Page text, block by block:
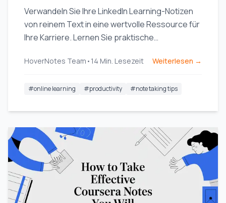
Verwandeln Sie Ihre LinkedIn Learning-Notizen
von reinem Text in eine wertvolle Ressource für
Ihre Karriere. Lernen Sie praktische
erfassen, zu organisieren und effektiv zu
HoverNotes Team • 14 Min. Lesezeit Weiterlesen →
#online learning #productivity #note taking tips